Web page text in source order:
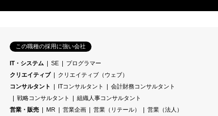
この職種の採用に強い会社
IT・システム SE
プログラマー
クリエイティブ
クリエイティブ（ウェブ）
コンサルタント
ITコンサルタント
会計財務コンサルタント
戦略コンサルタント
組織人事コンサルタント
営業・販売
MR 営業企画 営業（リテール）
営業（法人）